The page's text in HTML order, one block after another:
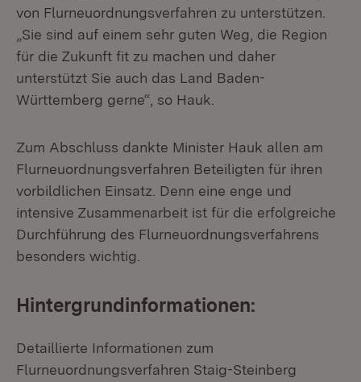
von Flurneuordnungsverfahren zu unterstützen.
„Sie sind auf einem sehr guten Weg, die Region
für die Zukunft fit zu machen und daher
unterstützt Sie auch das Land Baden-
Württemberg gerne“, so Hauk.
Zum Abschluss dankte Minister Hauk allen am
Flurneuordnungsverfahren Beteiligten für ihren
vorbildlichen Einsatz. Denn eine enge und
intensive Zusammenarbeit ist für die erfolgreiche
Durchführung des Flurneuordnungsverfahrens
besonders wichtig.
Hintergrundinformationen:
Detaillierte Informationen zum
Flurneuordnungsverfahren Staig-Steinberg